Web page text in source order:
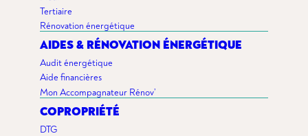
Tertiaire
Rénovation énergétique
AIDES & RÉNOVATION ÉNERGÉTIQUE
Audit énergétique
Aide financières
Mon Accompagnateur Rénov’
COPROPRIÉTÉ
DTG